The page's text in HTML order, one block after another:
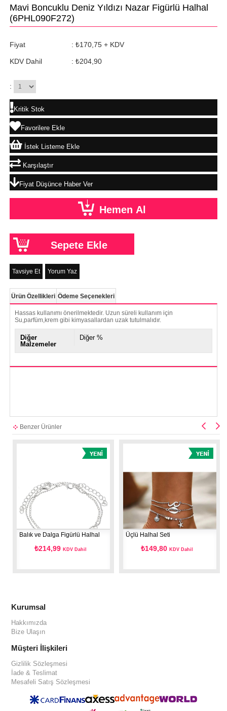
Mavi Boncuklu Deniz Yıldızı Nazar Figürlü Halhal
(6PHL090F272)
Fiyat : ₺170,75+ KDV
KDV Dahil : ₺204,90
:
Kritik Stok
Favorilere Ekle
İstek Listeme Ekle
Karşılaştır
Fiyat Düşünce Haber Ver
Tavsiye Et Yorum Yaz
Ürün Özellikleri Ödeme Seçenekleri
Hassas kullanımı önerilmektedir. Uzun süreli kullanım için
Su,parfüm,krem gibi kimyasallardan uzak tutulmalıdır.
Diğer
Malzemeler
Diğer %
Benzer Ürünler
Balık ve Dalga Figürlü Halhal
₺214,99KDV Dahil
Üçlü Halhal Seti
₺149,80KDV Dahil
Kurumsal
Hakkımızda
Bize Ulaşın
Müşteri İlişkileri
Gizlilik Sözleşmesi
İade & Teslimat
Mesafeli Satış Sözleşmesi